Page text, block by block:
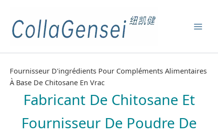
Fournisseur D'ingrédients Pour Compléments Alimentaires
À Base De Chitosane En Vrac
Fabricant De Chitosane Et
Fournisseur De Poudre De